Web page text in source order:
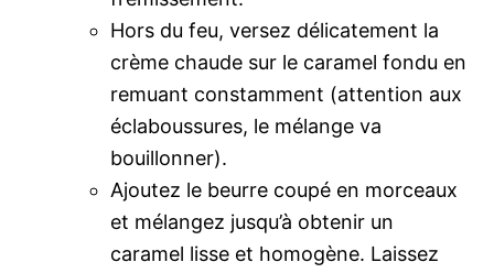
Hors du feu, versez délicatement la
crème chaude sur le caramel fondu en
remuant constamment (attention aux
éclaboussures, le mélange va
bouillonner).
Ajoutez le beurre coupé en morceaux
et mélangez jusqu’à obtenir un
caramel lisse et homogène. Laissez